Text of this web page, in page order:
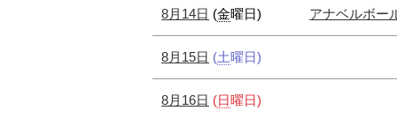
8月14日 (金曜日) アナベルボー
8月15日 (土曜日)
8月16日 (日曜日)